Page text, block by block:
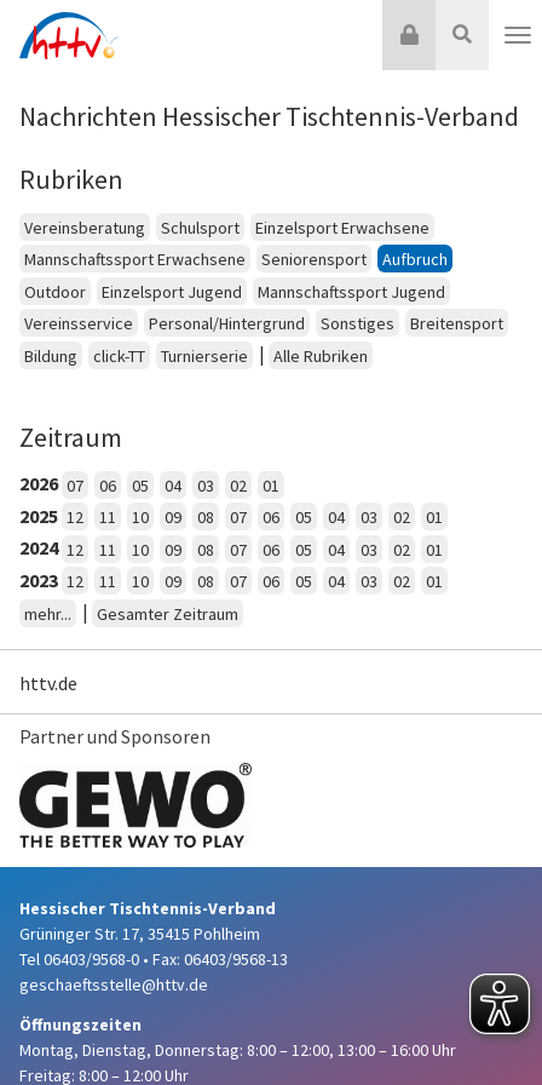
Inhalt
Suche
Login
Nachrichten Hessischer Tischtennis-Verband
Rubriken
Vereinsberatung Schulsport
Einzelsport Erwachsene
Mannschaftssport Erwachsene
Seniorensport
Aufbruch
Outdoor
Einzelsport Jugend
Mannschaftssport Jugend
Vereinsservice
Personal/Hintergrund Sonstiges
Breitensport
Bildung
click-TT Turnierserie | Alle Rubriken
Zeitraum
2026 07 06 05 04 03 02 01
2025 12 11 10 09 08 07 06 05 04 03 02 01
2024 12 11 10 09 08 07 06 05 04 03 02 01
2023 12 11 10 09 08 07 06 05 04 03 02
01
mehr...
| Gesamter Zeitraum
httv.de
Partner und Sponsoren
Hessischer Tischtennis-Verband
Grüninger Str. 17, 35415 Pohlheim
Tel 06403/9568-0 • Fax: 06403/9568-13
geschaeftsstelle@httv.de
Öffnungszeiten
Montag, Dienstag, Donnerstag: 8:00 – 12:00, 13:00 – 16:00 Uhr
Freitag: 8:00 – 12:00 Uhr